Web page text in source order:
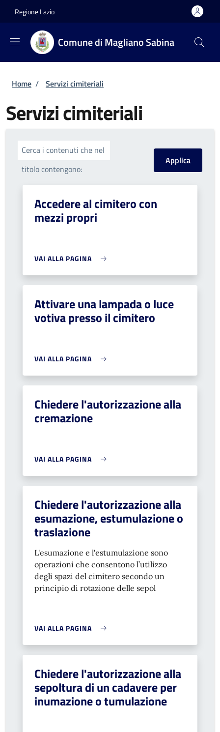
Regione Lazio
Comune di Magliano Sabina
Briciole di pane
Home / Servizi cimiteriali
Servizi cimiteriali
Cerca i contenuti che nel
titolo contengono:
Accedere al cimitero con
mezzi propri
VAI ALLA PAGINA
Attivare una lampada o luce
votiva presso il cimitero
VAI ALLA PAGINA
Chiedere l'autorizzazione alla
cremazione
VAI ALLA PAGINA
Chiedere l'autorizzazione alla
esumazione, estumulazione o
traslazione
L'esumazione e l'estumulazione sono
operazioni che consentono l’utilizzo
degli spazi del cimitero secondo un
principio di rotazione delle sepol
VAI ALLA PAGINA
Chiedere l'autorizzazione alla
sepoltura di un cadavere per
inumazione o tumulazione